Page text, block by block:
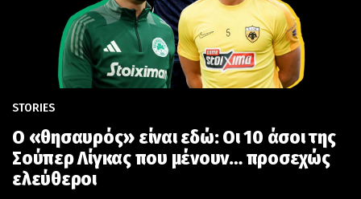
STORIES
Ο «θησαυρός» είναι εδώ: Οι 10 άσοι της
Σούπερ Λίγκας που μένουν… προσεχώς
ελεύθεροι